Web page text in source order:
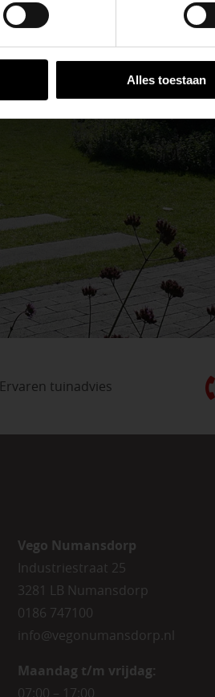
Alles toestaan
Ervaren tuinadvies
Vego Numansdorp
Industriestraat 25
3281 LB Numansdorp
0186 747100
info@vegonumansdorp.nl
Maandag t/m vrijdag:
07:00 – 17:00